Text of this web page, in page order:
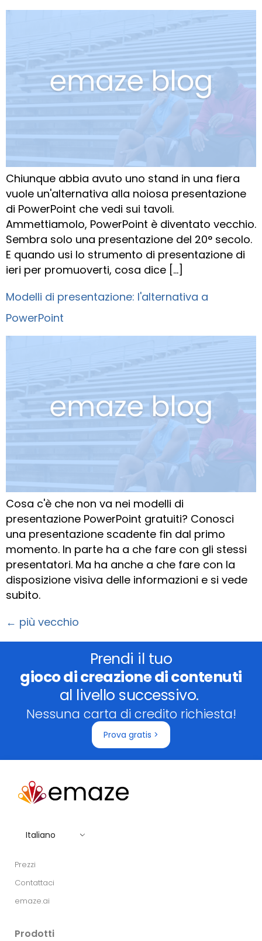
Chiunque abbia avuto uno stand in una fiera
vuole un'alternativa alla noiosa presentazione
di PowerPoint che vedi sui tavoli.
Ammettiamolo, PowerPoint è diventato vecchio.
Sembra solo una presentazione del 20° secolo.
E quando usi lo strumento di presentazione di
ieri per promuoverti, cosa dice […]
Modelli di presentazione: l'alternativa a
PowerPoint
Cosa c'è che non va nei modelli di
presentazione PowerPoint gratuiti? Conosci
una presentazione scadente fin dal primo
momento. In parte ha a che fare con gli stessi
presentatori. Ma ha anche a che fare con la
disposizione visiva delle informazioni e si vede
subito.
← più vecchio
Prendi il tuo
gioco di creazione di contenuti
al livello successivo.
Nessuna carta di credito richiesta!
Prova gratis >
Italiano
Prezzi
Contattaci
emaze.ai
Prodotti